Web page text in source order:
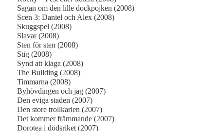
Sagan om den lille dockpojken (2008)
Scen 3: Daniel och Alex (2008)
Skuggspel (2008)
Slavar (2008)
Sten för sten (2008)
Stig (2008)
Synd att klaga (2008)
The Building (2008)
Timmarna (2008)
Byhövdingen och jag (2007)
Den eviga staden (2007)
Den store trollkarlen (2007)
Det kommer främmande (2007)
Dorotea i dödsriket (2007)